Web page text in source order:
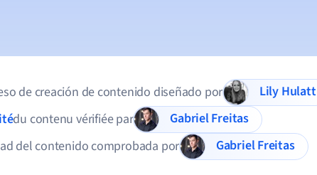
de creación de contenido diseñado por
Lily Hulatt
du contenu vérifiée par
Gabriel Freitas
del contenido comprobada por
Gabriel Freitas